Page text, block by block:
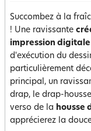
Succombez à la
! Une ravissante
impression digitale
d'exécution du
particulièrement
principal, un
drap, le drap-
verso de la housse
apprécierez la